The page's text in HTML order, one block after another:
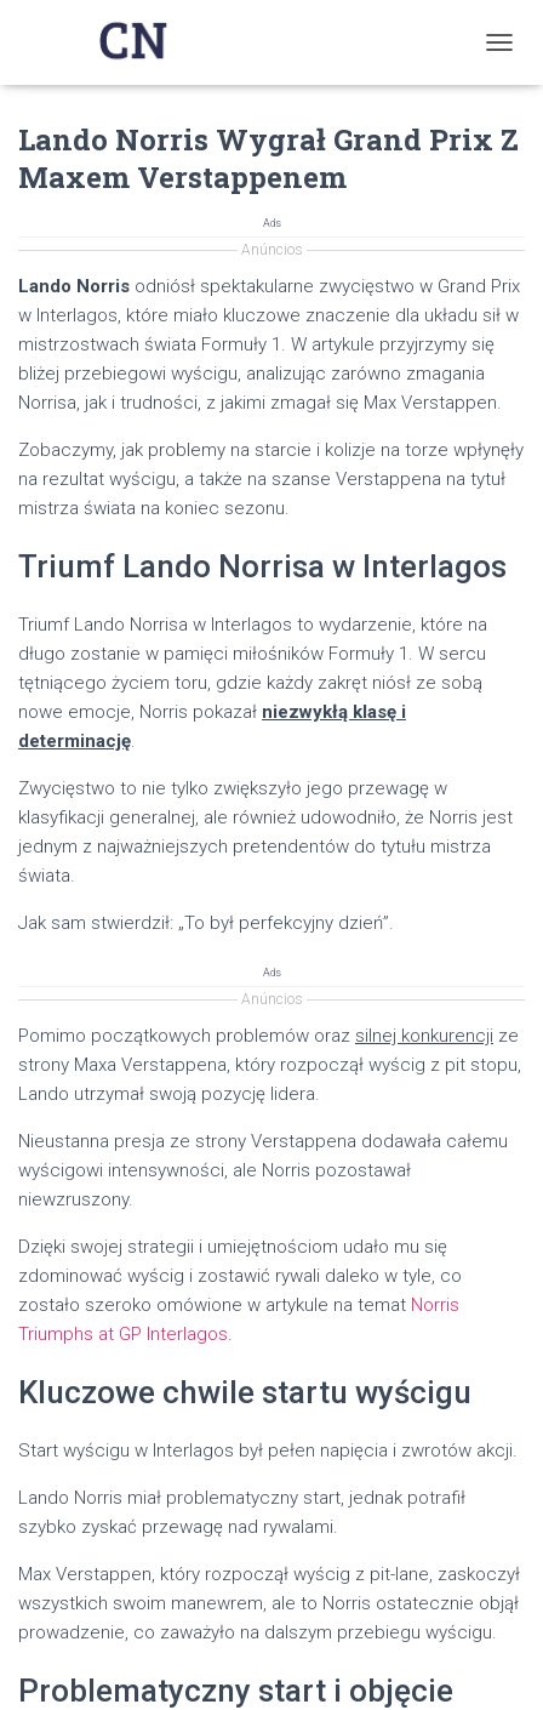
O
G
L
G
A
N
Lando Norris Wygrał Grand Prix Z
Maxem Verstappenem
Ads
Anúncios
Lando Norris odniósł spektakularne zwycięstwo w Grand Prix
w Interlagos, które miało kluczowe znaczenie dla układu sił w
mistrzostwach świata Formuły 1. W artykule przyjrzymy się
bliżej przebiegowi wyścigu, analizując zarówno zmagania
Norrisa, jak i trudności, z jakimi zmagał się Max Verstappen.
Zobaczymy, jak problemy na starcie i kolizje na torze wpłynęły
na rezultat wyścigu, a także na szanse Verstappena na tytuł
mistrza świata na koniec sezonu.
Triumf Lando Norrisa w Interlagos
Triumf Lando Norrisa w Interlagos to wydarzenie, które na
długo zostanie w pamięci miłośników Formuły 1. W sercu
tętniącego życiem toru, gdzie każdy zakręt niósł ze sobą
nowe emocje, Norris pokazał niezwykłą klasę i
determinację.
Zwycięstwo to nie tylko zwiększyło jego przewagę w
klasyfikacji generalnej, ale również udowodniło, że Norris jest
jednym z najważniejszych pretendentów do tytułu mistrza
świata.
Jak sam stwierdził: „To był perfekcyjny dzień”.
Ads
Anúncios
Pomimo początkowych problemów oraz silnej konkurencji ze
strony Maxa Verstappena, który rozpoczął wyścig z pit stopu,
Lando utrzymał swoją pozycję lidera.
Nieustanna presja ze strony Verstappena dodawała całemu
wyścigowi intensywności, ale Norris pozostawał
niewzruszony.
Dzięki swojej strategii i umiejętnościom udało mu się
zdominować wyścig i zostawić rywali daleko w tyle, co
zostało szeroko omówione w artykule na temat Norris
Triumphs at GP Interlagos.
Kluczowe chwile startu wyścigu
Start wyścigu w Interlagos był pełen napięcia i zwrotów akcji.
Lando Norris miał problematyczny start, jednak potrafił
szybko zyskać przewagę nad rywalami.
Max Verstappen, który rozpoczął wyścig z pit-lane, zaskoczył
wszystkich swoim manewrem, ale to Norris ostatecznie objął
prowadzenie, co zaważyło na dalszym przebiegu wyścigu.
Problematyczny start i objęcie